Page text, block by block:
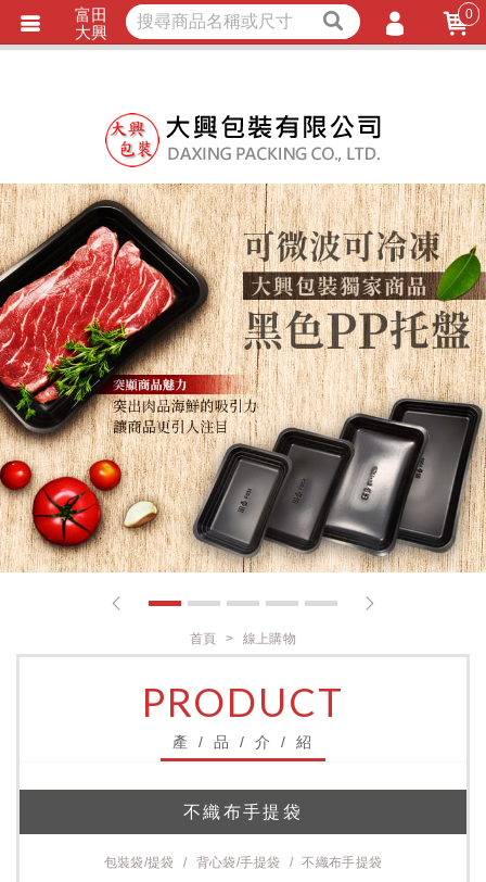
立即詢價 LINE詢問
1 2 3 4 5
首頁 線上購物
PRODUCT
產 / 品 / 介 / 紹
不織布手提袋
包裝袋/提袋 背心袋/手提袋 不織布手提袋
富田
大興
0
會員註冊
忘記密碼
訂單查詢
TRACK LISTING追 / 蹤 / 清 / 單
匯款通知
獨家商品 耐熱內襯